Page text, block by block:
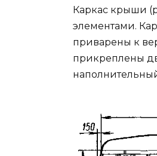
Каркас крыши
элементами.
приварены к
прикреплены